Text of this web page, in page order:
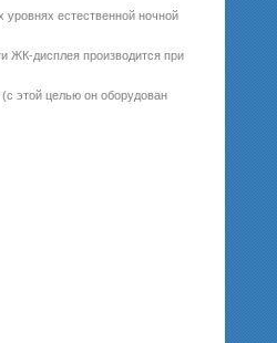
уровнях естественной ночной
ЖК-дисплея производится при
этой целью он оборудован